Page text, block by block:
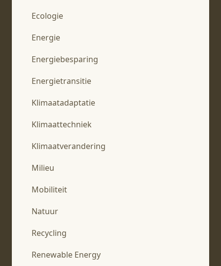
Ecologie
Energie
Energiebesparing
Energietransitie
Klimaatadaptatie
Klimaattechniek
Klimaatverandering
Milieu
Mobiliteit
Natuur
Recycling
Renewable Energy